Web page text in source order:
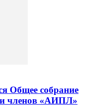
Общее собрание
членов «АИПЛ»